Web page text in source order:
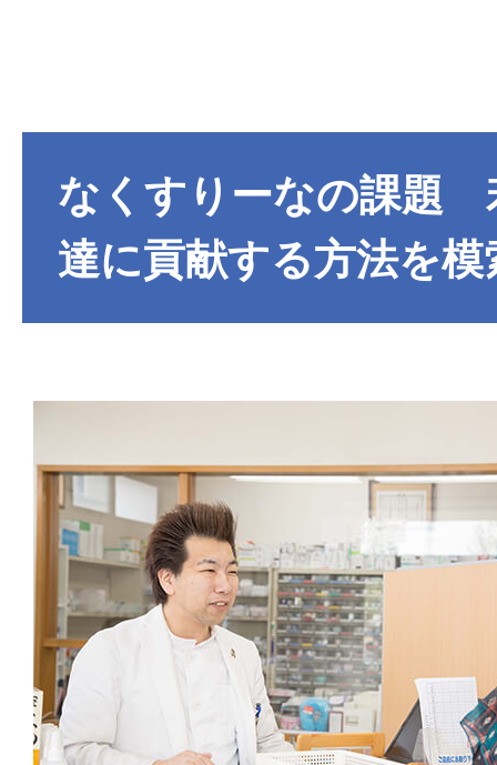
なくすりーなの課題
達に貢献する方法を模